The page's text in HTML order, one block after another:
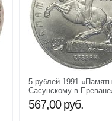
5 рублей 1991
Сасунскому в
567,00 руб.